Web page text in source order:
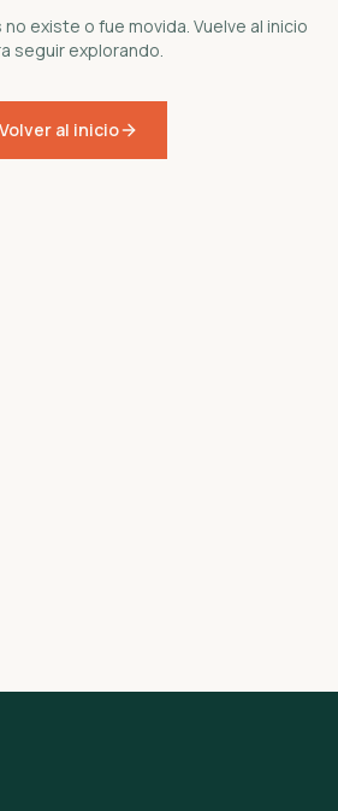
existe o fue movida. Vuelve al inicio
seguir explorando.
Volver al inicio